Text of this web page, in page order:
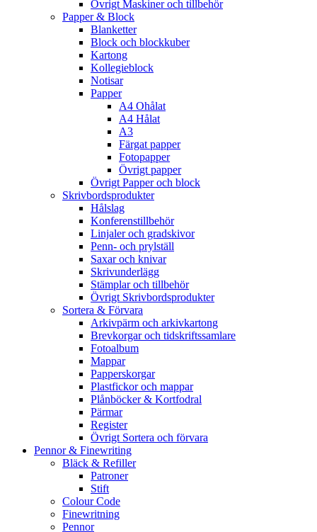
Övrigt Maskiner och tillbehör
Papper & Block
Blanketter
Block och blockkuber
Kartong
Kollegieblock
Notisar
Papper
A4 Ohålat
A4 Hålat
A3
Färgat papper
Fotopapper
Övrigt papper
Övrigt Papper och block
Skrivbordsprodukter
Hålslag
Konferenstillbehör
Linjaler och gradskivor
Penn- och prylställ
Saxar och knivar
Skrivunderlägg
Stämplar och tillbehör
Övrigt Skrivbordsprodukter
Sortera & Förvara
Arkivpärm och arkivkartong
Brevkorgar och tidskriftssamlare
Fotoalbum
Mappar
Papperskorgar
Plastfickor och mappar
Plånböcker & Kortfodral
Pärmar
Register
Övrigt Sortera och förvara
Pennor & Finewriting
Bläck & Refiller
Patroner
Stift
Colour Code
Finewritning
Pennor